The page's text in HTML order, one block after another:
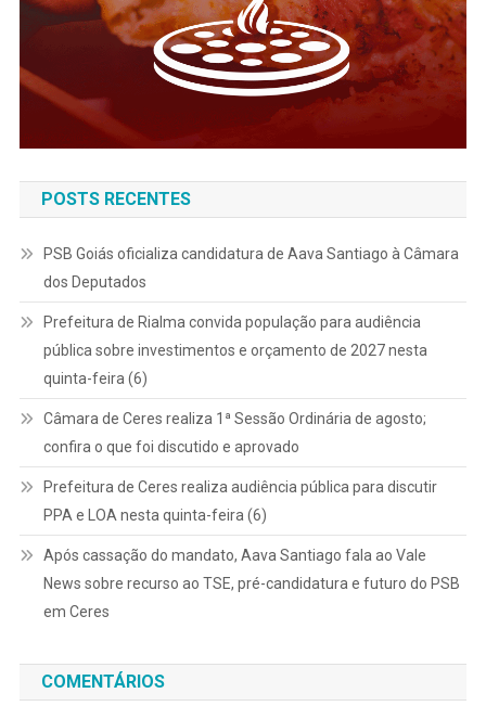
POSTS RECENTES
PSB Goiás oficializa candidatura de Aava Santiago à Câmara
dos Deputados
Prefeitura de Rialma convida população para audiência
pública sobre investimentos e orçamento de 2027 nesta
quinta-feira (6)
Câmara de Ceres realiza 1ª Sessão Ordinária de agosto;
confira o que foi discutido e aprovado
Prefeitura de Ceres realiza audiência pública para discutir
PPA e LOA nesta quinta-feira (6)
Após cassação do mandato, Aava Santiago fala ao Vale
News sobre recurso ao TSE, pré-candidatura e futuro do PSB
em Ceres
COMENTÁRIOS